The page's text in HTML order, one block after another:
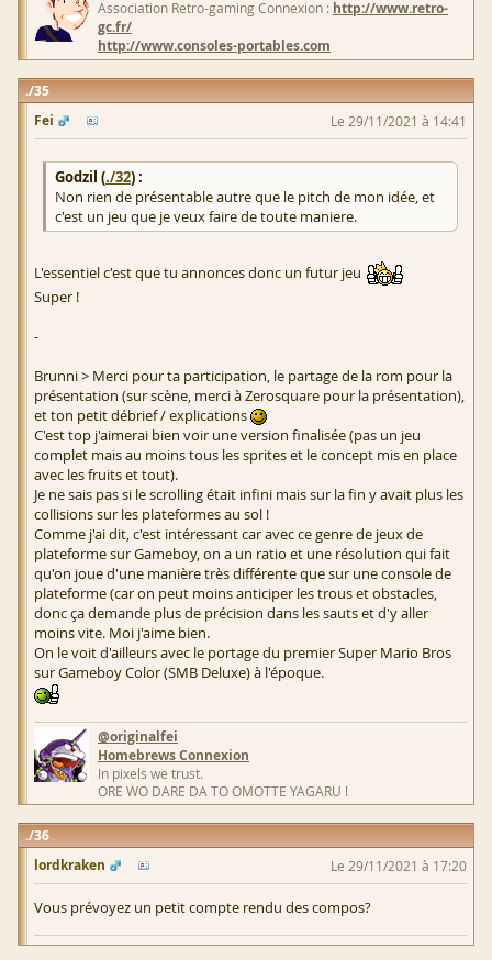
Association Retro-gaming Connexion : http://www.retro-
gc.fr/
http://www.consoles-portables.com
35
Fei
Le 29/11/2021 à 14:41
Godzil (./32) :
Non rien de présentable autre que le pitch de mon idée, et
c'est un jeu que je veux faire de toute maniere.
L'essentiel c'est que tu annonces donc un futur jeu
Super !
-
Brunni > Merci pour ta participation, le partage de la rom pour la
présentation (sur scène, merci à Zerosquare pour la présentation),
et ton petit débrief / explications
C'est top j'aimerai bien voir une version finalisée (pas un jeu
complet mais au moins tous les sprites et le concept mis en place
avec les fruits et tout).
Je ne sais pas si le scrolling était infini mais sur la fin y avait plus les
collisions sur les plateformes au sol !
Comme j'ai dit, c'est intéressant car avec ce genre de jeux de
plateforme sur Gameboy, on a un ratio et une résolution qui fait
qu'on joue d'une manière très différente que sur une console de
plateforme (car on peut moins anticiper les trous et obstacles,
donc ça demande plus de précision dans les sauts et d'y aller
moins vite. Moi j'aime bien.
On le voit d'ailleurs avec le portage du premier Super Mario Bros
sur Gameboy Color (SMB Deluxe) à l'époque.
@originalfei
Homebrews Connexion
In pixels we trust.
ORE WO DARE DA TO OMOTTE YAGARU !
36
lordkraken
Le 29/11/2021 à 17:20
Vous prévoyez un petit compte rendu des compos?